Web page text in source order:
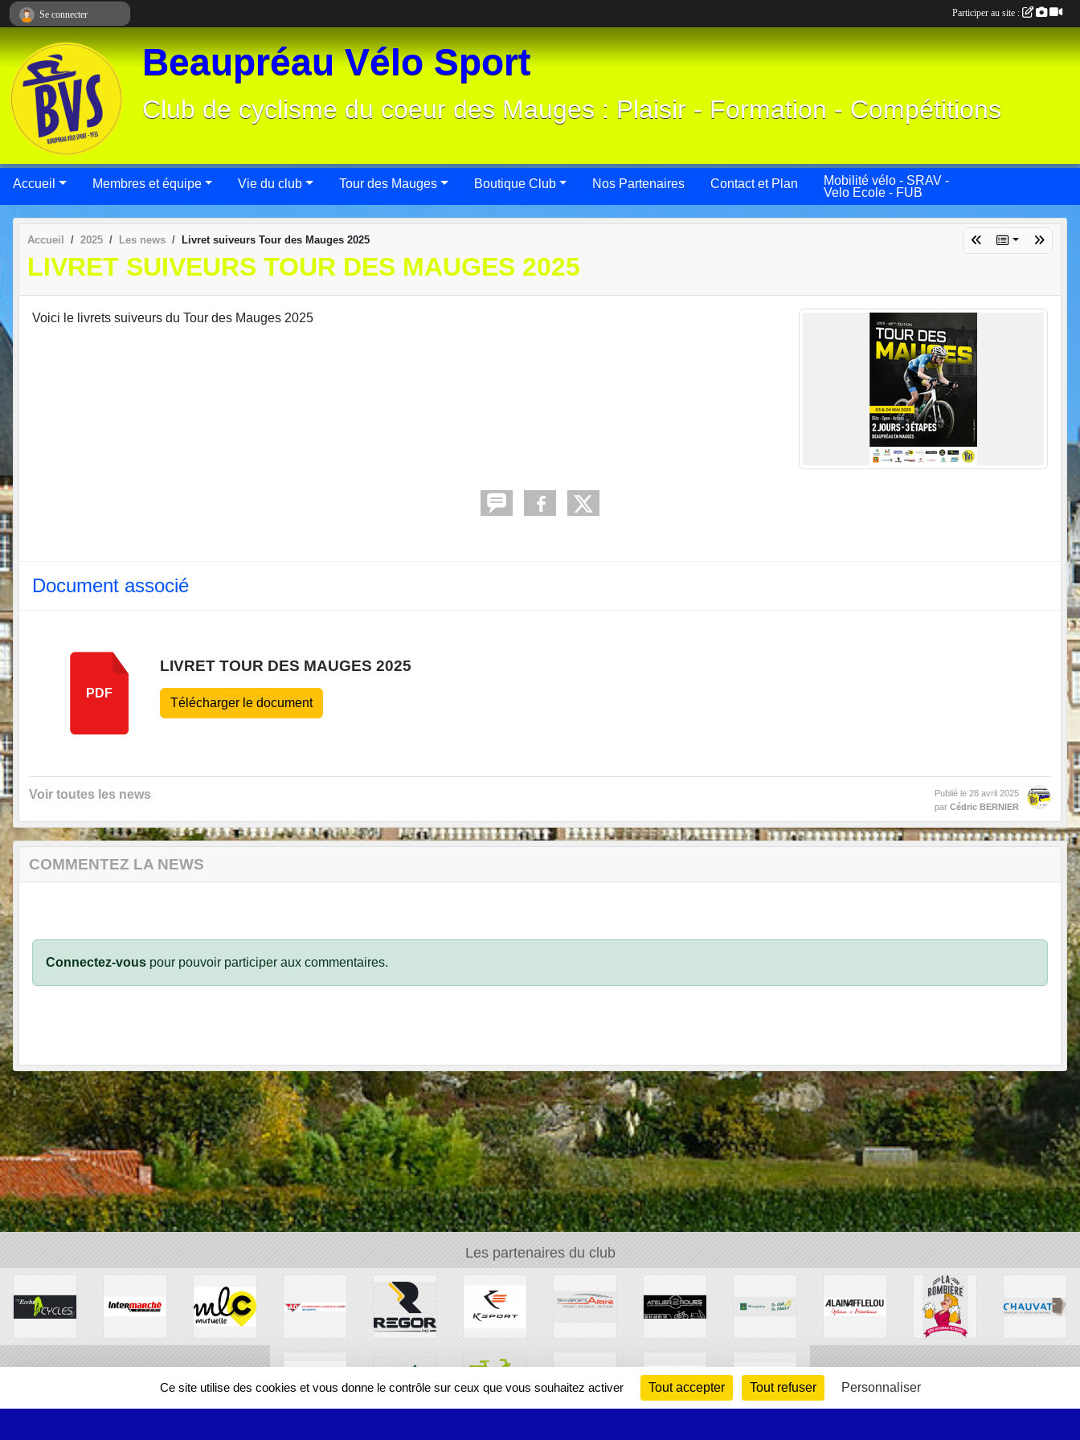
Beaupréau Vélo Sport
Club de cyclisme du coeur des Mauges : Plaisir - Formation - Compétitions
Accueil Membres et équipe Vie du club Tour des Mauges Boutique Club Nos Partenaires Contact et Plan
Mobilité vélo - SRAV -
Velo Ecole - FUB
Accueil 2025 Les news Livret suiveurs Tour des Mauges 2025
LIVRET SUIVEURS TOUR DES MAUGES 2025
Voici le livrets suiveurs du Tour des Mauges 2025
Document associé
PDF
LIVRET TOUR DES MAUGES 2025
Télécharger le document
Voir toutes les news Publié le 28 avril 2025
par Cédric BERNIER
COMMENTEZ LA NEWS
Connectez-vous pour pouvoir participer aux commentaires.
Les partenaires du club
Se connecter Participer au site :
Panneau de gestion des cookies
Ce site utilise des cookies et vous donne le contrôle sur ceux que vous souhaitez activer Tout accepter Tout refuser Personnaliser